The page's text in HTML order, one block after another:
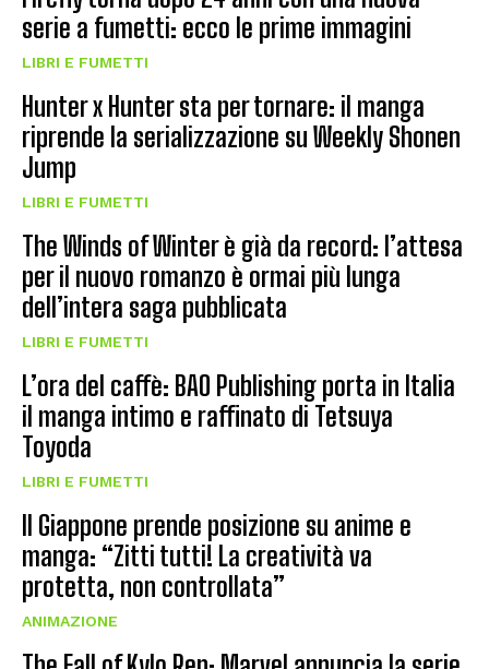
serie a fumetti: ecco le prime immagini
LIBRI E FUMETTI
Hunter x Hunter sta per tornare: il manga
riprende la serializzazione su Weekly Shonen
Jump
LIBRI E FUMETTI
The Winds of Winter è già da record: l’attesa
per il nuovo romanzo è ormai più lunga
dell’intera saga pubblicata
LIBRI E FUMETTI
L’ora del caffè: BAO Publishing porta in Italia
il manga intimo e raffinato di Tetsuya
Toyoda
LIBRI E FUMETTI
Il Giappone prende posizione su anime e
manga: “Zitti tutti! La creatività va
protetta, non controllata”
ANIMAZIONE